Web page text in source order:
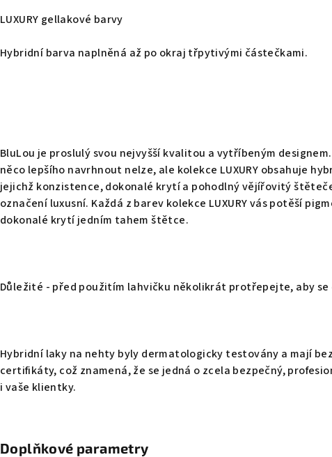
LUXURY gellakové barvy
Hybridní barva naplněná až po okraj třpytivými částečkami.
BluLou je proslulý svou nejvyšší kvalitou a vytříbeným
něco lepšího navrhnout nelze, ale kolekce LUXURY obsahuje
jejichž konzistence, dokonalé krytí a pohodlný vějířovitý
označení luxusní. Každá z barev kolekce LUXURY vás potěší
dokonalé krytí jedním tahem štětce.
Důležité - před použitím lahvičku několikrát protřepejte, aby se
Hybridní laky na nehty byly dermatologicky testovány a mají
certifikáty, což znamená, že se jedná o zcela bezpečný,
i vaše klientky.
Doplňkové parametry